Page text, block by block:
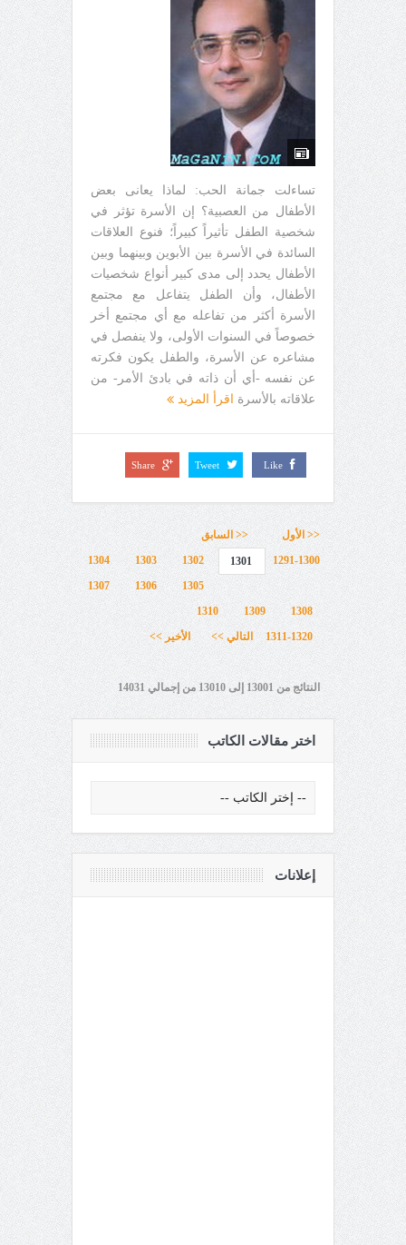
تساءلت جمانة الحب: لماذا يعانى بعض
الأطفال من العصبية؟ إن الأسرة تؤثر في
شخصية الطفل تأثيراً كبيراً؛ فنوع العلاقات
السائدة في الأسرة بين الأبوين وبينهما وبين
الأطفال يحدد إلى مدى كبير أنواع شخصيات
الأطفال، وأن الطفل يتفاعل مع مجتمع
الأسرة أكثر من تفاعله مع أي مجتمع أخر
خصوصاً في السنوات الأولى، ولا ينفصل في
مشاعره عن الأسرة، والطفل يكون فكرته
عن نفسه -أي أن ذاته في بادئ الأمر- من
علاقاته بالأسرة
اقرأ المزيد
Like
Tweet
Share
<< الأول
<< السابق
1291-1300
1301
1302
1303
1304
1305
1306
1307
1308
1309
1310
1311-1320
التالي >> الأخير >>
النتائج من 13001 إلى 13010 من إجمالي 14031
اختر مقالات الكاتب
إعلانات